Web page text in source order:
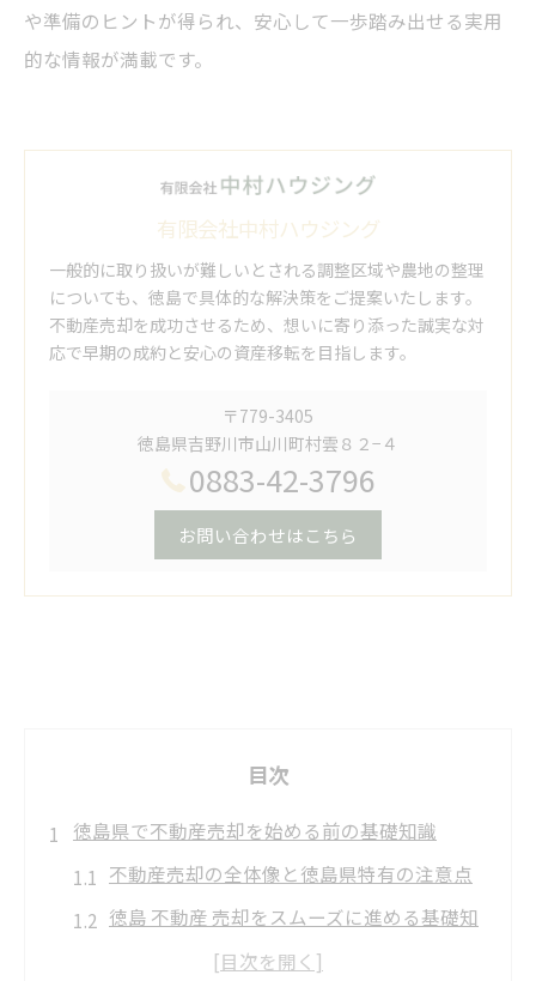
や準備のヒントが得られ、安心して一歩踏み出せる実用
的な情報が満載です。
有限会社中村ハウジング
一般的に取り扱いが難しいとされる調整区域や農地の整理
についても、徳島で具体的な解決策をご提案いたします。
不動産売却を成功させるため、想いに寄り添った誠実な対
応で早期の成約と安心の資産移転を目指します。
〒779-3405
徳島県吉野川市山川町村雲８２−４
0883-42-3796
お問い合わせはこちら
目次
徳島県で不動産売却を始める前の基礎知識
不動産売却の全体像と徳島県特有の注意点
徳島 不動産 売却をスムーズに進める基礎知